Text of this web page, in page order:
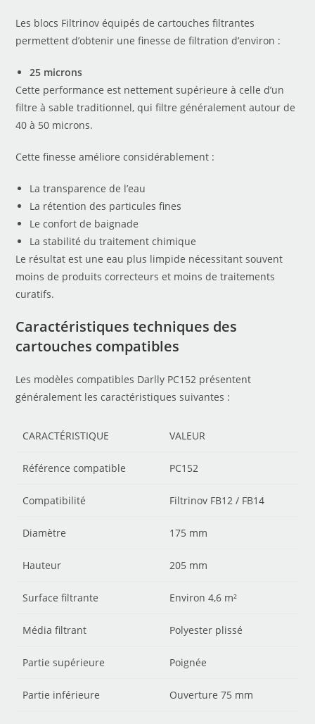
Les blocs Filtrinov équipés de cartouches filtrantes
permettent d’obtenir une finesse de filtration d’environ :
25 microns
Cette performance est nettement supérieure à celle d’un
filtre à sable traditionnel, qui filtre généralement autour de
40 à 50 microns.
Cette finesse améliore considérablement :
La transparence de l’eau
La rétention des particules fines
Le confort de baignade
La stabilité du traitement chimique
Le résultat est une eau plus limpide nécessitant souvent
moins de produits correcteurs et moins de traitements
curatifs.
Caractéristiques techniques des
cartouches compatibles
Les modèles compatibles Darlly PC152 présentent
généralement les caractéristiques suivantes :
CARACTÉRISTIQUE VALEUR
Référence compatible PC152
Compatibilité Filtrinov FB12 / FB14
Diamètre 175 mm
Hauteur 205 mm
Surface filtrante Environ 4,6 m²
Média filtrant Polyester plissé
Partie supérieure Poignée
Partie inférieure Ouverture 75 mm